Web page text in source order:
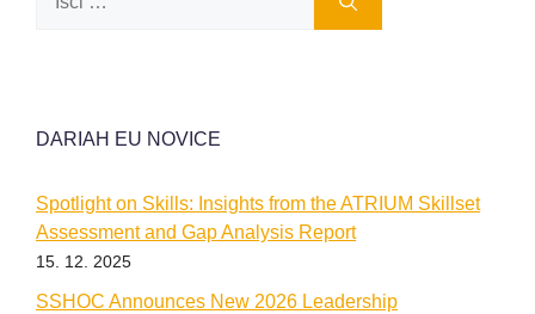
DARIAH EU NOVICE
Spotlight on Skills: Insights from the ATRIUM Skillset
Assessment and Gap Analysis Report
15. 12. 2025
SSHOC Announces New 2026 Leadership